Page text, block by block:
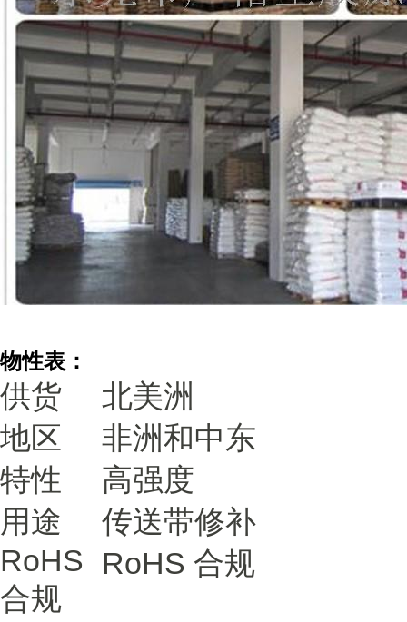
物性表：
供货
地区
北美洲
非洲和中东
特性
高强度
用途
传送带修补
RoHS
合规
RoHS 合规